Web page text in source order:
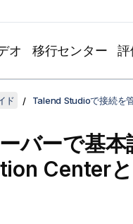
オ 移行センター 評
ド Talend Studioで接続を
バーで基本
Center